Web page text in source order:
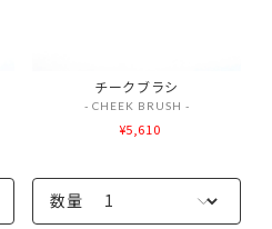
チークブラシ
- CHEEK BRUSH -
¥5,610
数量